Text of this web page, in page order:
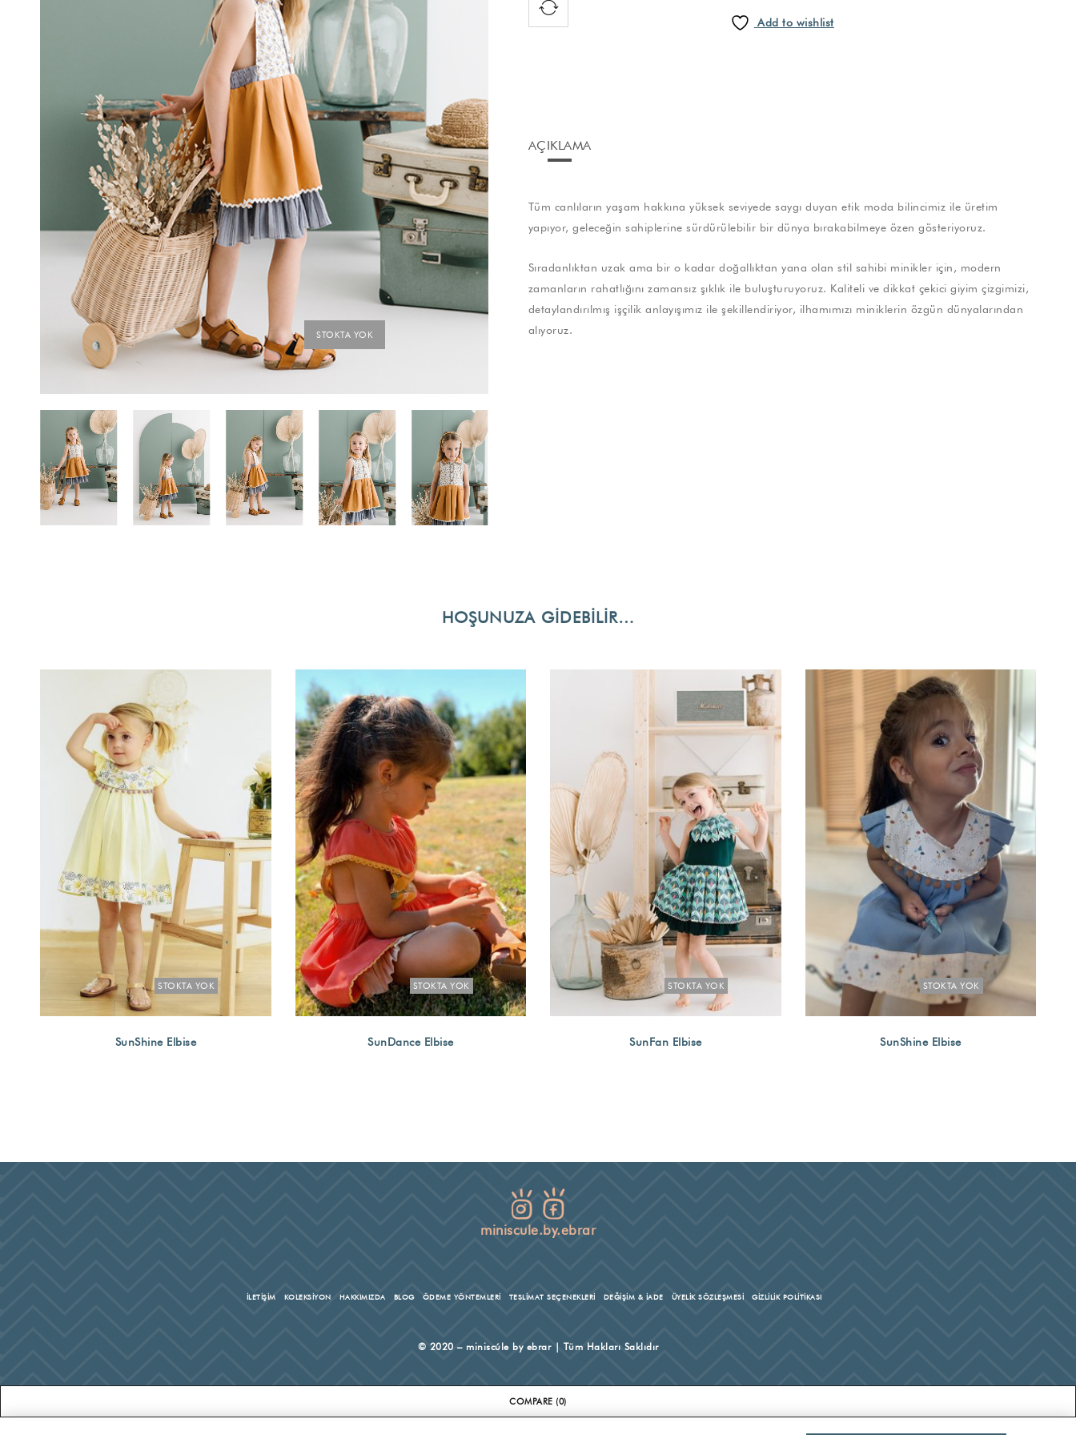
STOKTA YOK
Add to wishlist
AÇIKLAMA
Tüm canlıların yaşam hakkına yüksek seviyede saygı duyan etik moda bilincimiz ile üretim
yapıyor, geleceğin sahiplerine sürdürülebilir bir dünya bırakabilmeye özen gösteriyoruz.
Sıradanlıktan uzak ama bir o kadar doğallıktan yana olan stil sahibi minikler için, modern
zamanların rahatlığını zamansız şıklık ile buluşturuyoruz. Kaliteli ve dikkat çekici giyim çizgimizi,
detaylandırılmış işçilik anlayışımız ile şekillendiriyor, ilhamımızı miniklerin özgün dünyalarından
alıyoruz.
HOŞUNUZA GIDEBILIR…
STOKTA YOK
SunShine Elbise
STOKTA YOK
SunDance Elbise
STOKTA YOK
SunFan Elbise
STOKTA YOK
SunShine Elbise
miniscule.by.ebrar
İLETİŞİM KOLEKSİYON HAKKIMIZDA BLOG ÖDEME YÖNTEMLERİ TESLİMAT SEÇENEKLERİ DEĞİŞİM & İADE ÜYELİK SÖZLEŞMESİ GİZLİLİK POLİTİKASI
© 2020 – miniscúle by ebrar | Tüm Hakları Saklıdır
COMPARE (0)